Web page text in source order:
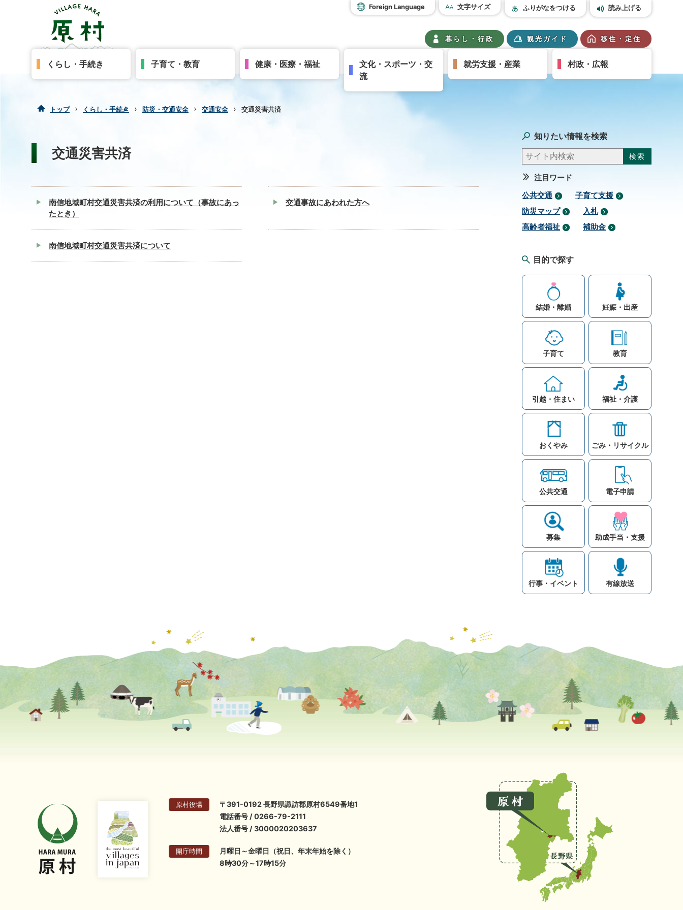
Foreign Language 文字サイズ ふりがなをつける 読み上げる
暮らし・行政 観光ガイド 移住・定住
くらし・手続き 子育て・教育 健康・医療・福祉
文化・スポーツ・交
流
就労支援・産業 村政・広報
トップ › くらし・手続き › 防災・交通安全 › 交通安全 › 交通災害共済
交通災害共済
南信地域町村交通災害共済の利用について（事故にあっ
たとき）
交通事故にあわれた方へ
南信地域町村交通災害共済について
知りたい情報を検索
注目ワード
公共交通
子育て支援
防災マップ
入札
高齢者福祉
補助金
目的で探す
結婚・離婚 妊娠・出産
子育て 教育
引越・住まい 福祉・介護
おくやみ ごみ・リサイクル
公共交通 電子申請
募集 助成手当・支援
行事・イベント 有線放送
原村役場
〒391-0192 長野県諏訪郡原村6549番地1
電話番号 / 0266-79-2111
法人番号 / 3000020203637
開庁時間
月曜日～金曜日（祝日、年末年始を除く）
8時30分～17時15分